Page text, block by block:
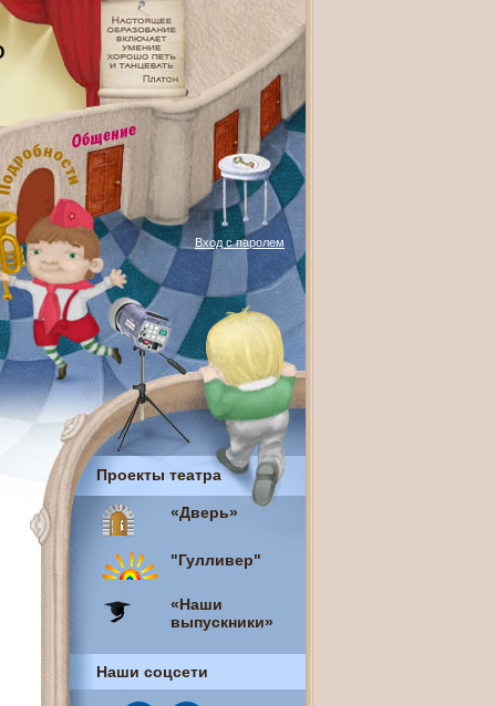
Вход с паролем
Проекты театра
«Дверь»
"Гулливер"
«Наши
выпускники»
Наши соцсети